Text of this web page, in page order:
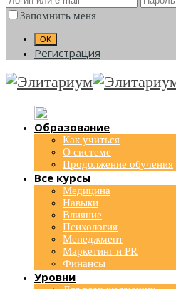
Запомнить меня
Регистрация
Образование
Как учиться
О системе
Продолжение обучения
Все курсы
Медицина
Навыки
Влияние
Психология
Менеджмент
Маркетинг и PR
Финансы
Уровни